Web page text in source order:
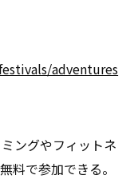
adventures
ングやフィットネ
料で参加できる。